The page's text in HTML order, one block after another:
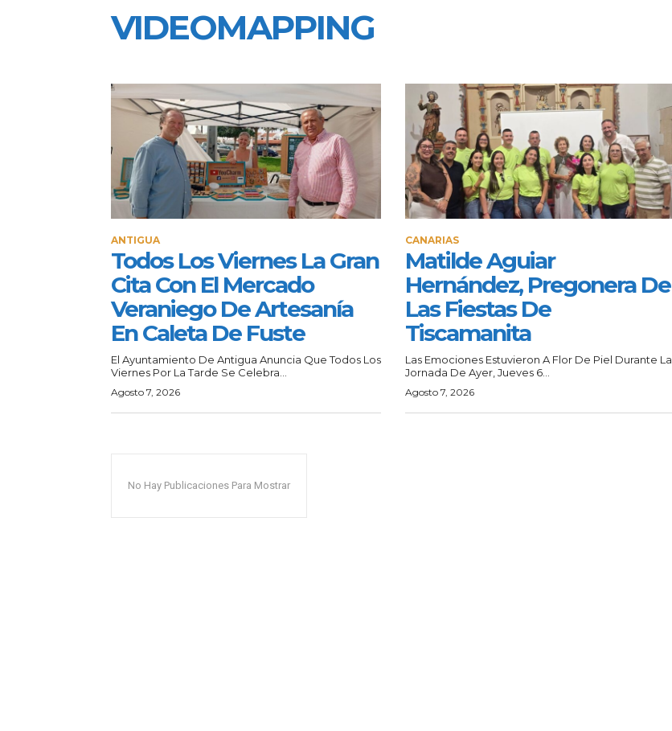
VIDEOMAPPING
ANTIGUA
Todos Los Viernes La Gran
Cita Con El Mercado
Veraniego De Artesanía
En Caleta De Fuste
El Ayuntamiento De Antigua Anuncia Que Todos Los
Viernes Por La Tarde Se Celebra...
Agosto 7, 2026
CANARIAS
Matilde Aguiar
Hernández, Pregonera De
Las Fiestas De
Tiscamanita
Las Emociones Estuvieron A Flor De Piel Durante La
Jornada De Ayer, Jueves 6...
Agosto 7, 2026
No Hay Publicaciones Para Mostrar